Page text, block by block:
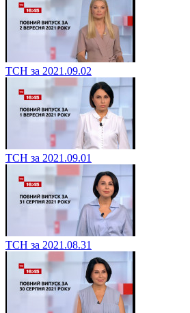
ТСН за 2021.09.02
ТСН за 2021.09.01
ТСН за 2021.08.31